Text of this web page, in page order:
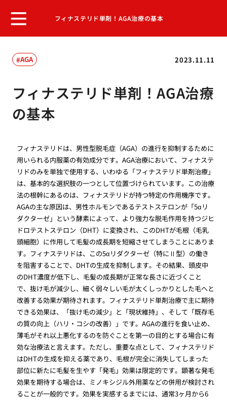
フィナステリド単剤！AGA治療の基本
2023.11.11
AGA
フィナステリド単剤！AGA治療
の基本
フィナステリドは、男性型脱毛症（AGA）の進行を抑制するために
用いられる内服薬の有効成分です。AGA治療において、フィナステ
リドのみを単独で使用する、いわゆる「フィナステリド単剤治療」
は、基本的な選択肢の一つとして位置づけられています。この治療
法の根幹にあるのは、フィナステリドが持つ特定の作用機序です。
AGAの主な原因は、男性ホルモンであるテストステロンが「5αリ
ダクターゼ」という酵素によって、より強力な脱毛作用を持つジヒ
ドロテストステロン（DHT）に変換され、このDHTが毛根（毛乳
頭細胞）に作用して毛髪の成長期を短縮させてしまうことにありま
す。フィナステリドは、この5αリダクターゼ（特にⅡ型）の働き
を阻害することで、DHTの生成を抑制します。その結果、頭皮中
のDHT濃度が低下し、毛髪の成長期が正常な長さに近づくこと
で、抜け毛が減少し、細く弱々しい毛が太くしっかりとした毛へと
改善する効果が期待されます。フィナステリド単剤治療で主に期待
できる効果は、「抜け毛の減少」と「現状維持」、そして「既存毛
の質の向上（ハリ・コシの改善）」です。AGAの進行を食い止め、
薄毛がそれ以上悪化するのを防ぐことを第一の目的とする場合に有
効な治療法と言えます。ただし、重要な点として、フィナステリド
はDHTの生成を抑える薬であり、毛根が完全に消失してしまった
部位に新たに毛髪を生やす「発毛」効果は限定的です。顕著な発毛
効果を期待する場合は、ミノキシジル外用薬などの併用が検討され
ることが一般的です。効果を実感するまでには、通常3ヶ月から6